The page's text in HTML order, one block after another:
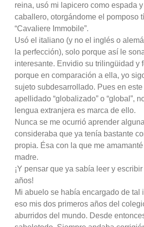
reina, usó mi lapicero como espada
caballero, otorgándome el pomposo
“Cavaliere Immobile”.
Usó el italiano (y no el inglés o
la perfección), solo porque así le
interesante. Envidio su trilingüidad y
porque en comparación a ella, yo
sujeto subdesarrollado. Pues en
apellidado “globalizado” o “global”,
lengua extranjera es marca de ello.
Nunca se me ocurrió aprender
consideraba que ya tenía bastante
propia. Ésa con la que me
madre.
¡Y pensar que ya sabía leer y
años!
Mi abuelo se había encargado de tal
eso mis dos primeros años del
aburridos del mundo. Desde